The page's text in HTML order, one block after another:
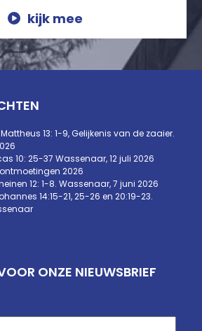
kijk mee
13: 1-9, Gelijkenis van de zaaier.
10: 25-37 Wassenaar, 12 juli 2026
2026
12: 1-8. Wassenaar, 7 juni 2026
14:15-21, 25-26 en 20:19-23.
ONZE NIEUWSBRIEF